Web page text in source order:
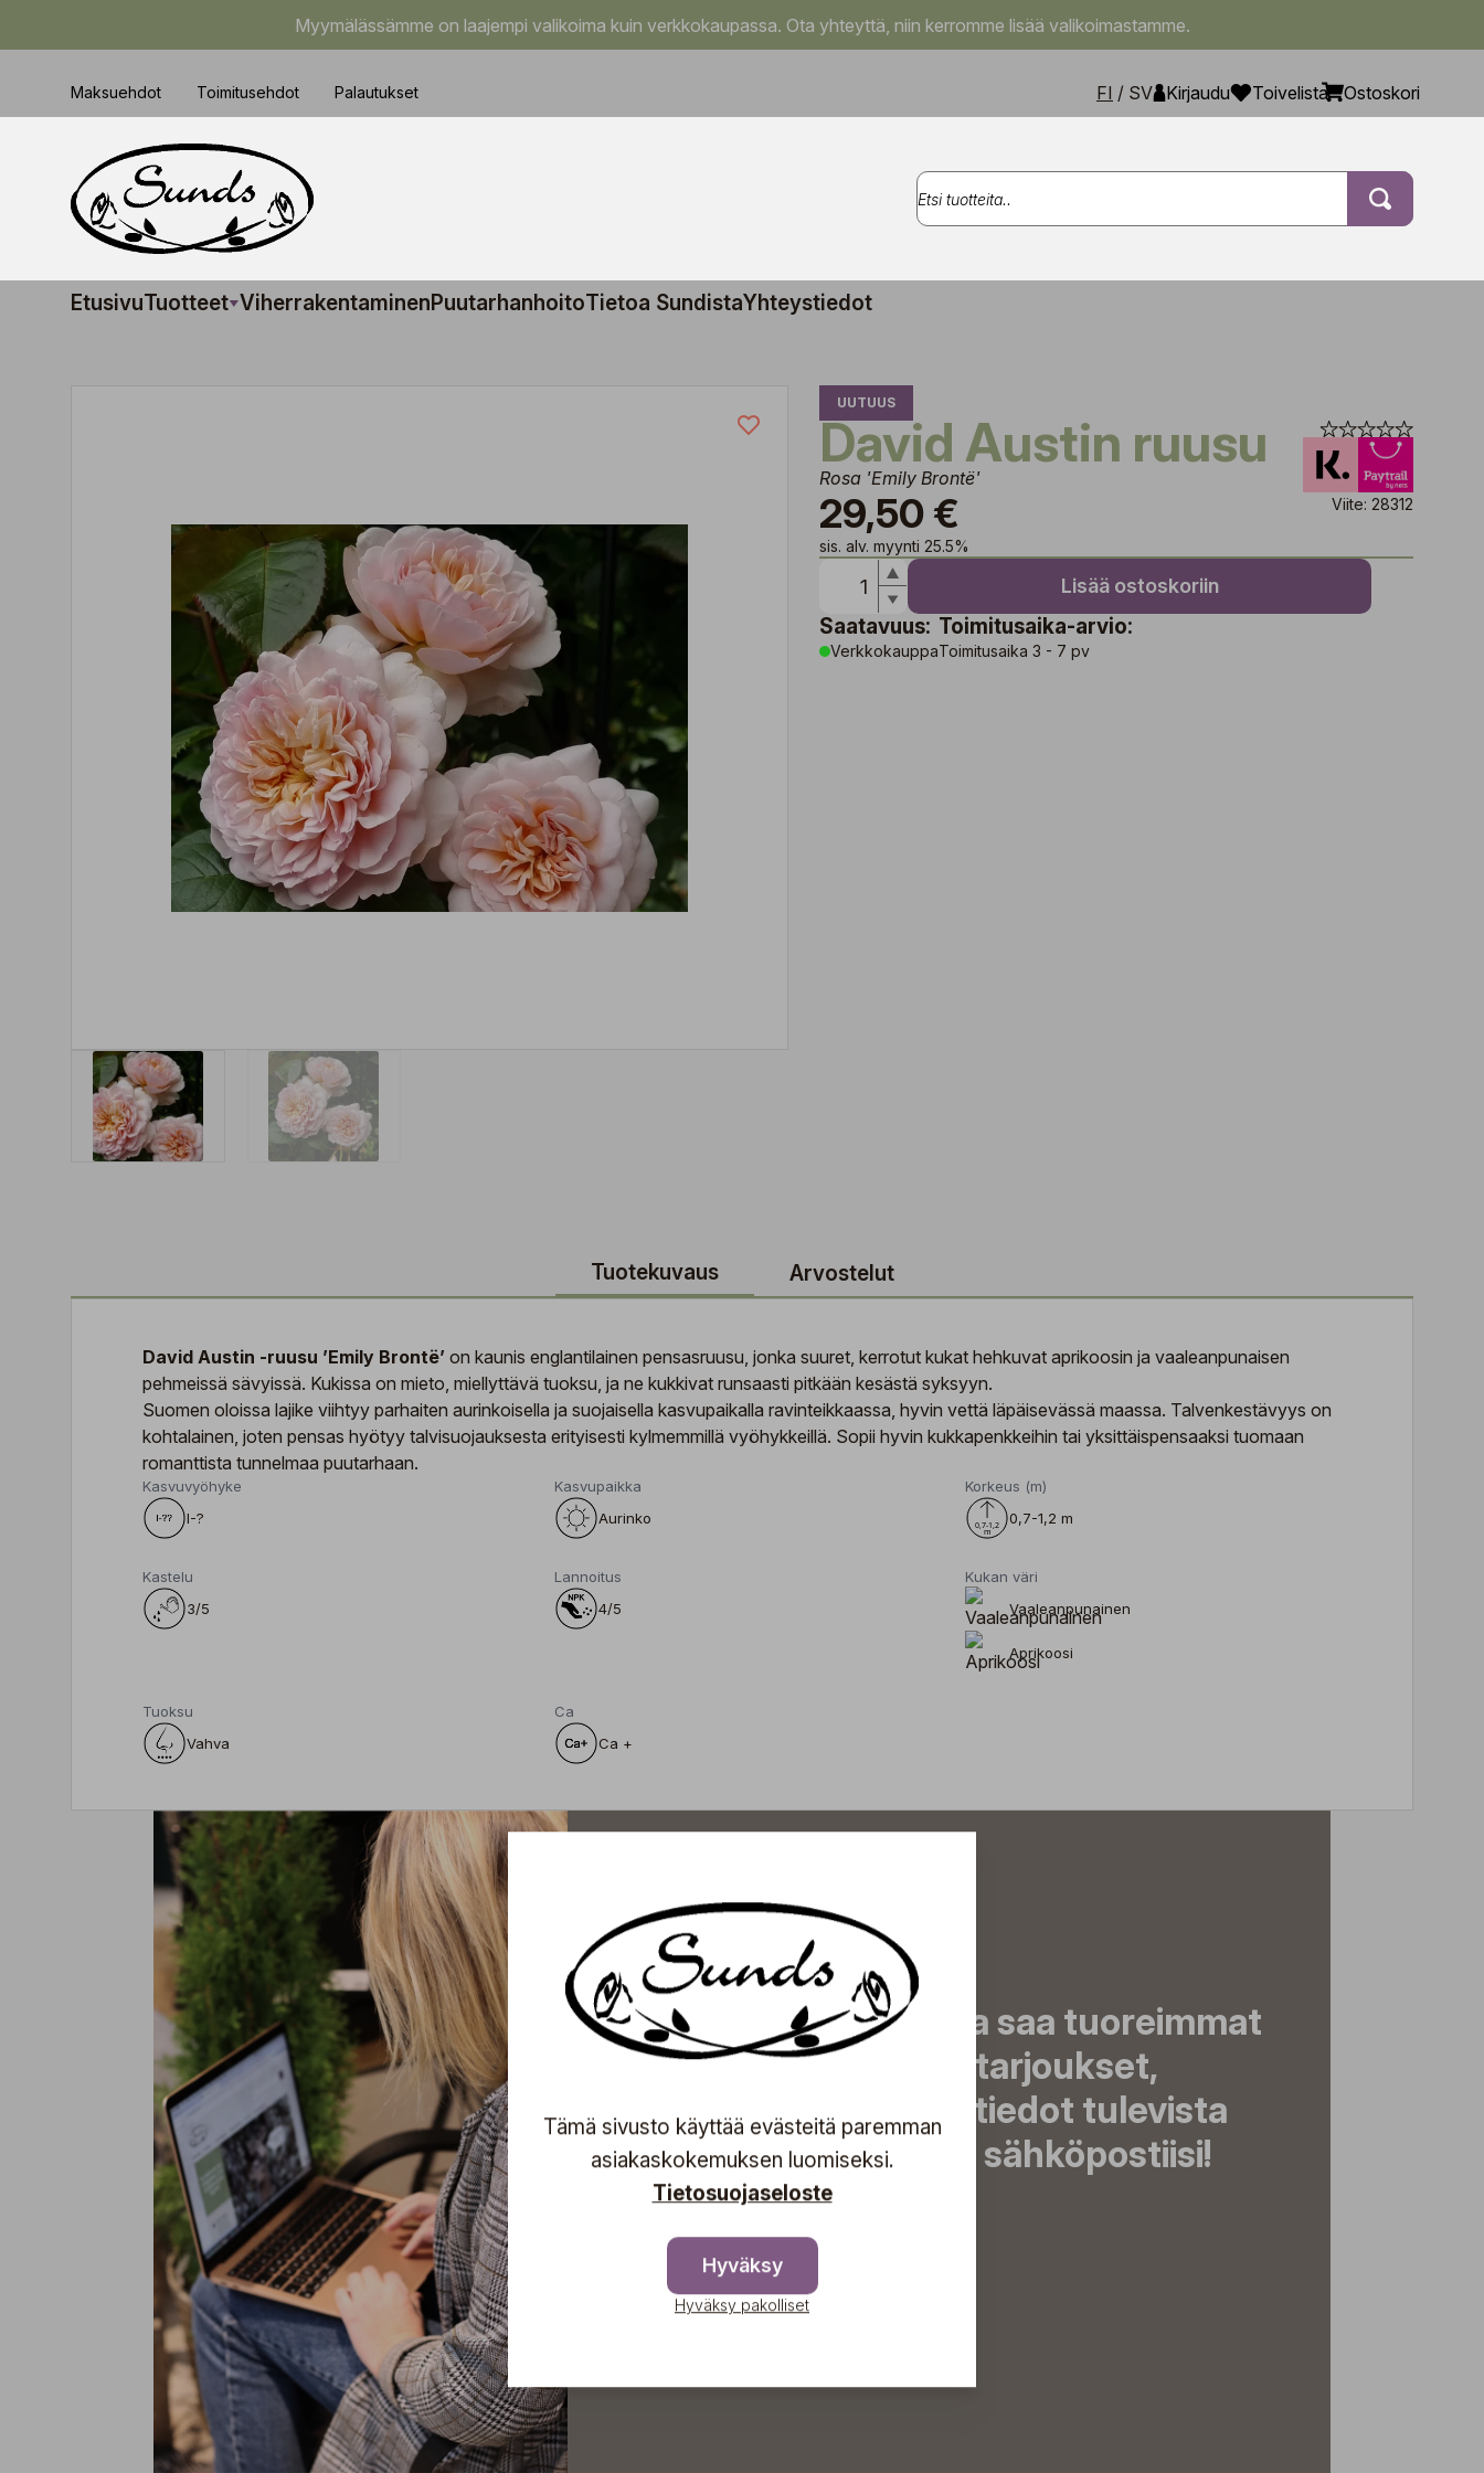
Myymälässämme on laajempi valikoima kuin verkkokaupassa. Ota yhteyttä, niin kerromme lisää valikoimastamme.
Maksuehdot Toimitusehdot Palautukset FI / SV Kirjaudu Toivelista Ostoskori
EtusivuTuotteet ViherrakentaminenPuutarhanhoitoTietoa SundistaYhteystiedot
UUTUUS
David Austin ruusu
Rosa 'Emily Brontë'
29,50 €
sis. alv. myynti 25.5%
Viite: 28312
Lisää ostoskoriin
Saatavuus:
Verkkokauppa
Toimitusaika-arvio:
Toimitusaika 3 - 7 pv
Tuotekuvaus Arvostelut
David Austin -ruusu ’Emily Brontë’ on kaunis englantilainen pensasruusu, jonka suuret, kerrotut kukat hehkuvat aprikoosin ja vaaleanpunaisen
pehmeissä sävyissä. Kukissa on mieto, miellyttävä tuoksu, ja ne kukkivat runsaasti pitkään kesästä syksyyn.
Suomen oloissa lajike viihtyy parhaiten aurinkoisella ja suojaisella kasvupaikalla ravinteikkaassa, hyvin vettä läpäisevässä maassa. Talvenkestävyys on
kohtalainen, joten pensas hyötyy talvisuojauksesta erityisesti kylmemmillä vyöhykkeillä. Sopii hyvin kukkapenkkeihin tai yksittäispensaaksi tuomaan
romanttista tunnelmaa puutarhaan.
Kasvuvyöhyke
I-?
Kasvupaikka
Aurinko
Korkeus (m)
0,7-1,2 m
Kastelu
3/5
Lannoitus
4/5
Kukan väri
Vaaleanpunainen
Aprikoosi
Tuoksu
Vahva
Ca
Ca +
Tilaa uutiskirjeemme ja saa tuoreimmat
uutiset, eksklusiiviset tarjoukset,
inspiroivat vinkit sekä tiedot tulevista
tapahtumista suoraan sähköpostiisi!
Tämä sivusto käyttää evästeitä paremman
asiakaskokemuksen luomiseksi.
Tietosuojaseloste
Hyväksy
Hyväksy pakolliset